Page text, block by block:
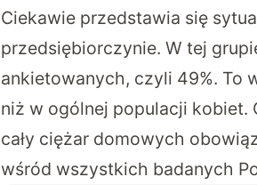
Ciekawie przedstawia się
przedsiębiorczynie. W tej
ankietowanych, czyli 49%. To
niż w ogólnej populacji kobiet.
cały ciężar domowych
wśród wszystkich badanych